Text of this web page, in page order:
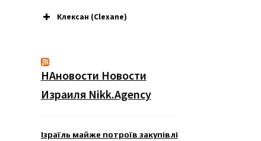
Клексан (Clexane)
НАновости Новости
Израиля Nikk.Agency
Ізраїль майже потроїв закупівлі